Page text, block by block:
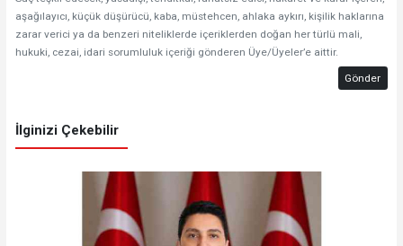
aşağılayıcı, küçük düşürücü, kaba, müstehcen, ahlaka aykırı, kişilik haklarına
zarar verici ya da benzeri niteliklerde içeriklerden doğan her türlü mali,
hukuki, cezai, idari sorumluluk içeriği gönderen Üye/Üyeler’e aittir.
Gönder
İlginizi Çekebilir